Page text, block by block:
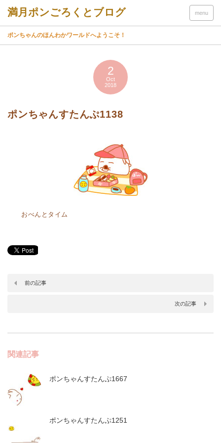
menu
ポンちゃんのほんわかワールドへようこそ！
2
Oct
2018
ポンちゃんすたんぷ1138
おべんとタイム
前の記事
次の記事
関連記事
ポンちゃんすたんぷ1667
ポンちゃんすたんぷ1251